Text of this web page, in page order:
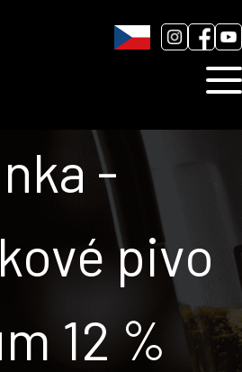
Blog
-
pivo
12 %